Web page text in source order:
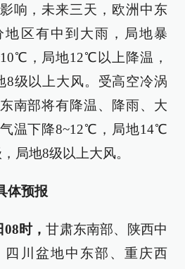
响，未来三天，欧洲中东
区有中到大雨，局地暴
，局地12℃以上降温，
8级以上大风。受高空冷涡
南部将有降温、降雨、大
温下降8~12℃，局地14℃
局地8级以上大风。
体预报
08时，甘肃东南部、陕西中
四川盆地中东部、重庆西